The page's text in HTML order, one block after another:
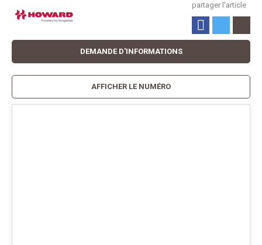
partager l'article
DEMANDE D'INFORMATIONS
AFFICHER LE NUMÉRO